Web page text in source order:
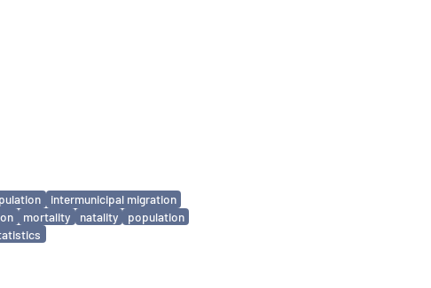
intermunicipal migration
mortality natality
population